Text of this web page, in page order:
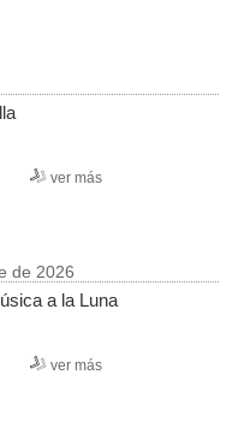
ver más
de 2026
a la Luna
ver más